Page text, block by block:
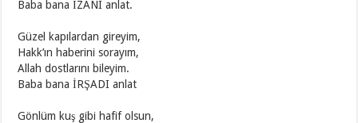
Baba bana İZANI anlat.
Güzel kapılardan gireyim,
Hakk’ın haberini sorayım,
Allah dostlarını bileyim.
Baba bana İRŞADI anlat
Gönlüm kuş gibi hafif olsun,